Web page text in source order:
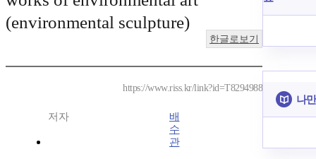
(environmental sculpture)
한글로보기
https://www.riss.kr/link?id=T8294988
저자
배
수
관
나